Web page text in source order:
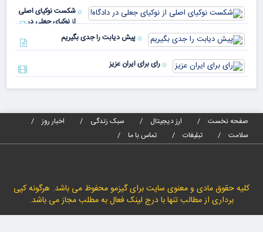
شکست نوکیای اصلی
از نوکیای جعلی در
دادگاه!
پیش دیابت را جدی بگیریم
رای برای ایران عزیز
صفحه نخست ارز دیجیتال سبک زندگی
اخبار روز
سلامت
تبلیغات تماس با ما
کلیه حقوق مادی و معنوی سایت برای گیزمو محفوظ می باشد. هرگونه کپی
برداری از مطالب تنها با درج لینک فعال به مطلب مجاز می باشد.